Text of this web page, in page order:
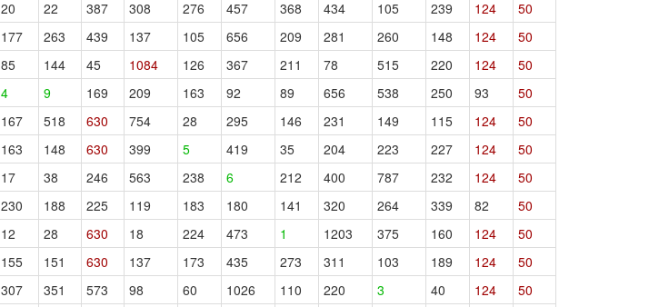
20 22 387 308 276 457 368 434 105 239 124
50
177 263 439 137 105 656 209 281 260 148 124
50
85 144 45 1084 126 367 211 78 515 220 124
50
4 9 169 209 163 92 89 656 538 250 93
50
167 518 630 754 28 295 146 231 149 115 124
50
163 148 630 399 5 419 35 204 223 227 124
50
17 38 246 563 238 6 212 400 787 232 124
50
230 188 225 119 183 180 141 320 264 339 82
50
12 28 630 18 224 473 1 1203 375 160 124
50
155 151 630 137 173 435 273 311 103 189 124
50
307 351 573 98 60 1026 110 220 3 40 124
50